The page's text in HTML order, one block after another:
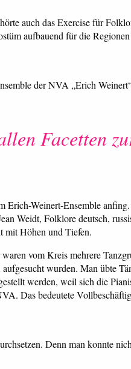
auch das Exercise für
aufbauend für die
der NVA „Erich
Facetten
Weinert-Ensemble
Weidt, Folklore deutsch,
mit Höhen und Tiefen.
vom Kreis mehrere
wurden. Man übte
werden, weil sich die
Das bedeutete
Denn man konnte